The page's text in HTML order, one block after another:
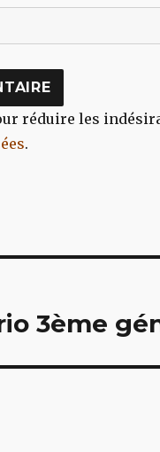
réduire les
.
3ème